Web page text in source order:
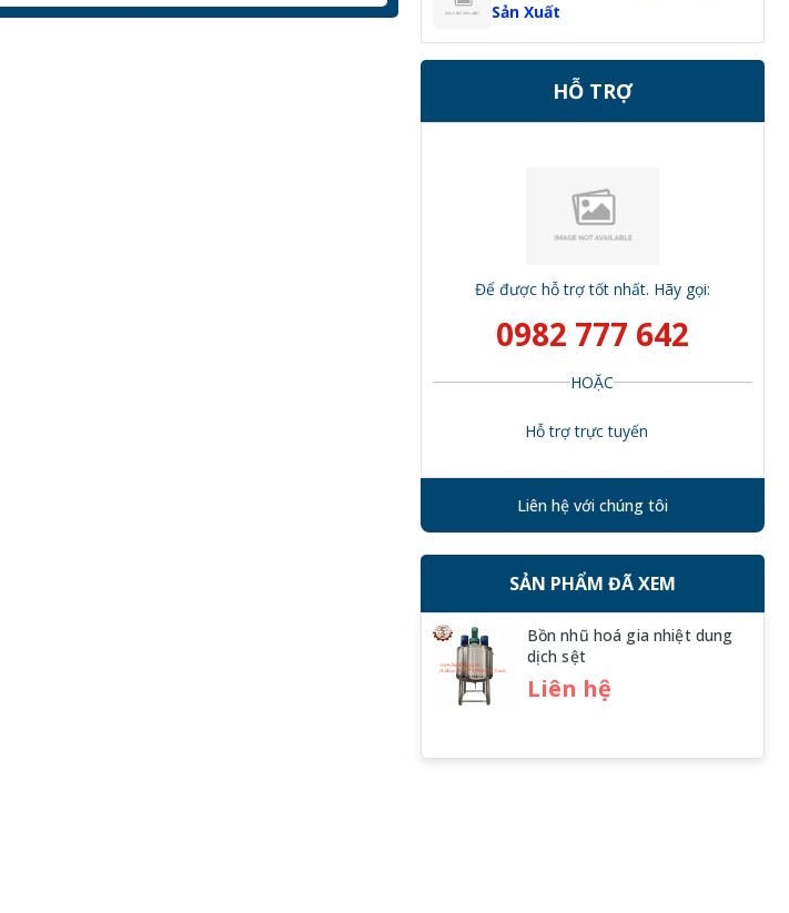
Sản Xuất
HỖ TRỢ
Để được hỗ trợ tốt nhất. Hãy gọi:
0982 777 642
HOẶC
Hỗ trợ trực tuyến
Liên hệ với chúng tôi
SẢN PHẨM ĐÃ XEM
Bồn nhũ hoá gia nhiệt dung
dịch sệt
Liên hệ